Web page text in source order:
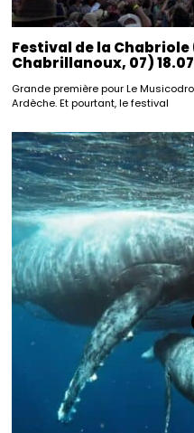
Festival de la
Chabrillanoux, 07) 18.07
Grande première pour Le
Ardèche. Et pourtant, le festival